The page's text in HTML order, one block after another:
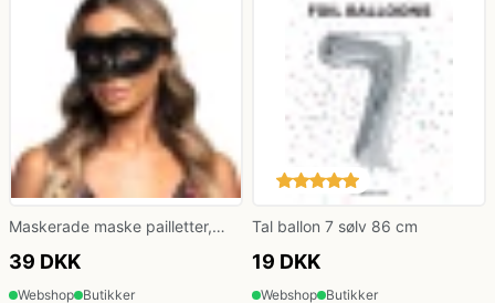
Maskerade maske pailletter,
39 DKK
Webshop Butikker
Tal ballon 7 sølv 86 cm
19 DKK
Webshop Butikker